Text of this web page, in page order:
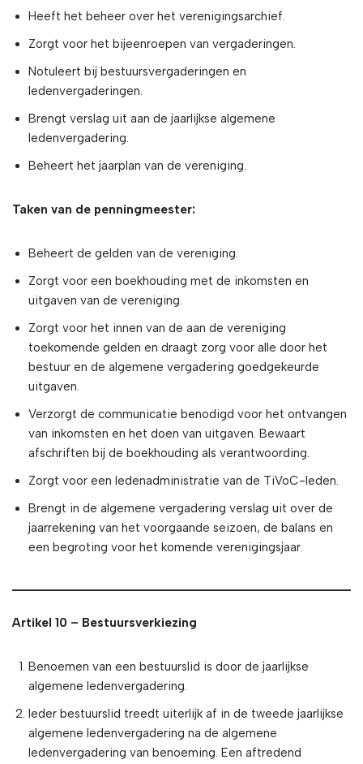
Heeft het beheer over het verenigingsarchief.
Zorgt voor het bijeenroepen van vergaderingen.
Notuleert bij bestuursvergaderingen en
ledenvergaderingen.
Brengt verslag uit aan de jaarlijkse algemene
ledenvergadering.
Beheert het jaarplan van de vereniging.
Taken van de penningmeester:
Beheert de gelden van de vereniging.
Zorgt voor een boekhouding met de inkomsten en
uitgaven van de vereniging.
Zorgt voor het innen van de aan de vereniging
toekomende gelden en draagt zorg voor alle door het
bestuur en de algemene vergadering goedgekeurde
uitgaven.
Verzorgt de communicatie benodigd voor het ontvangen
van inkomsten en het doen van uitgaven. Bewaart
afschriften bij de boekhouding als verantwoording.
Zorgt voor een ledenadministratie van de TiVoC-leden.
Brengt in de algemene vergadering verslag uit over de
jaarrekening van het voorgaande seizoen, de balans en
een begroting voor het komende verenigingsjaar.
Artikel 10 – Bestuursverkiezing
Benoemen van een bestuurslid is door de jaarlijkse
algemene ledenvergadering.
Ieder bestuurslid treedt uiterlijk af in de tweede jaarlijkse
algemene ledenvergadering na de algemene
ledenvergadering van benoeming. Een aftredend